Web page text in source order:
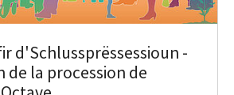
d'Schlussprëssessioun -
de la procession de